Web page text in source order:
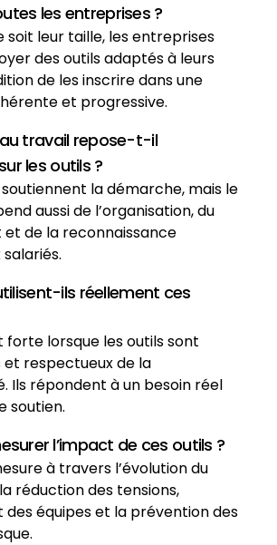
les entreprises ?
soit leur taille, les entreprises
des outils adaptés à leurs
de les inscrire dans une
et progressive.
travail repose-t-il
les outils ?
soutiennent la démarche, mais le
aussi de l’organisation, du
de la reconnaissance
ils réellement ces
forte lorsque les outils sont
et respectueux de la
Ils répondent à un besoin réel
soutien.
l’impact de ces outils ?
à travers l’évolution du
réduction des tensions,
des équipes et la prévention des